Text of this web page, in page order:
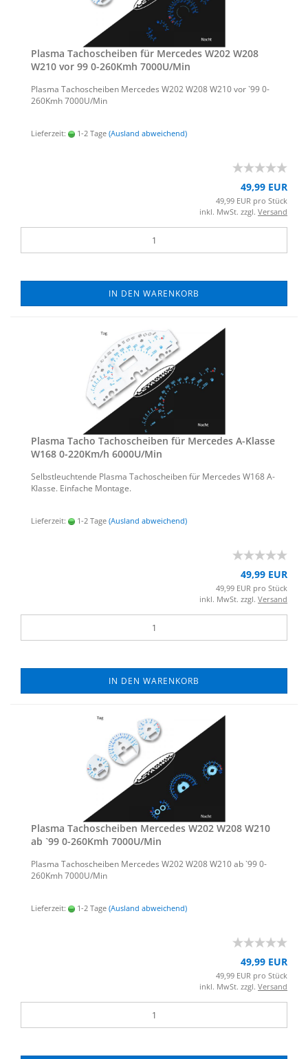
Plas­ma Ta­cho­schei­ben für Mer­ce­des W202 W208
W210 vor 99 0-​260Kmh 7000U/Min
Plas­ma Ta­cho­schei­ben Mer­ce­des W202 W208 W210 vor `99 0-​
260Kmh 7000U/Min
Lieferzeit: 1-2 Tage (Ausland abweichend)
49,99 EUR
49,99 EUR pro Stück
inkl. MwSt. zzgl. Versand
IN DEN WARENKORB
Plas­ma Tacho Ta­cho­schei­ben für Mer­ce­des A-​Klas­se
W168 0-​220Km/h 6000U/Min
Selbst­leuch­ten­de Plas­ma Ta­cho­schei­ben für Mer­ce­des W168 A-​
Klasse. Ein­fa­che Mon­ta­ge.
Lieferzeit: 1-2 Tage (Ausland abweichend)
49,99 EUR
49,99 EUR pro Stück
inkl. MwSt. zzgl. Versand
IN DEN WARENKORB
Plas­ma Ta­cho­schei­ben Mer­ce­des W202 W208 W210
ab `99 0-​260Kmh 7000U/Min
Plas­ma Ta­cho­schei­ben Mer­ce­des W202 W208 W210 ab `99 0-​
260Kmh 7000U/Min
Lieferzeit: 1-2 Tage (Ausland abweichend)
49,99 EUR
49,99 EUR pro Stück
inkl. MwSt. zzgl. Versand